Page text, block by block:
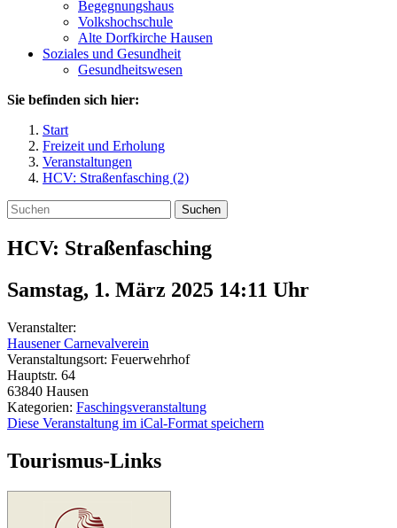
Begegnungshaus
Volkshochschule
Alte Dorfkirche Hausen
Soziales und Gesundheit
Gesundheitswesen
Sie befinden sich hier:
Start
Freizeit und Erholung
Veranstaltungen
HCV: Straßenfasching (2)
Suchen
HCV: Straßenfasching
Samstag, 1. März 2025 14:11 Uhr
Veranstalter:
Hausener Carnevalverein
Veranstaltungsort: Feuerwehrhof
Hauptstr. 64
63840 Hausen
Kategorien: Faschingsveranstaltung
Diese Veranstaltung im iCal-Format speichern
Tourismus-Links